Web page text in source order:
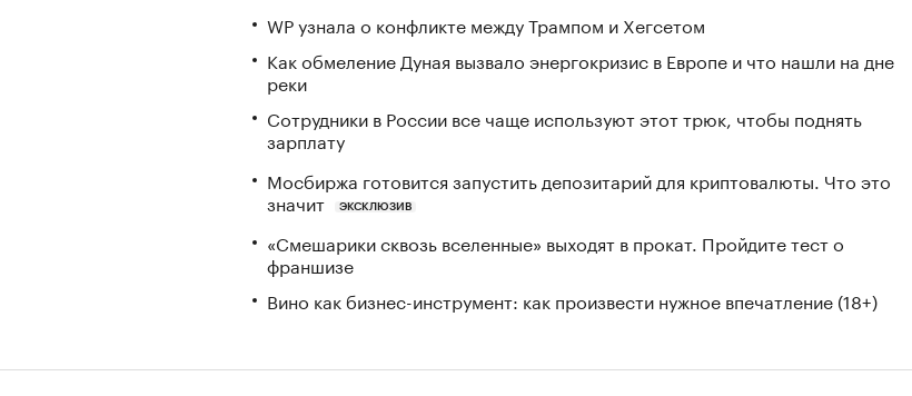
WP узнала о конфликте между Трампом и Хегсетом
Как обмеление Дуная вызвало энергокризис в Европе и что нашли на дне
реки
Сотрудники в России все чаще используют этот трюк, чтобы поднять
зарплату
Мосбиржа готовится запустить депозитарий для криптовалюты. Что это
значит
ЭКСКЛЮЗИВ
«Смешарики сквозь вселенные» выходят в прокат. Пройдите тест о
франшизе
Вино как бизнес-инструмент: как произвести нужное впечатление (18+)